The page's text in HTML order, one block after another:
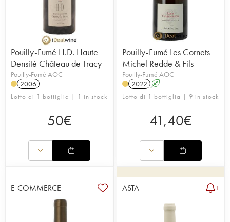
Pouilly-Fumé H.D. Haute
Densité Château de Tracy
Pouilly-Fumé AOC
2006
Lotto di 1 bottiglia | 1 in stock
50€
Pouilly-Fumé Les Cornets
Michel Redde & Fils
Pouilly-Fumé AOC
2022 A
Lotto di 1 bottiglia | 9 in stock
41,40€
E-COMMERCE ASTA 1